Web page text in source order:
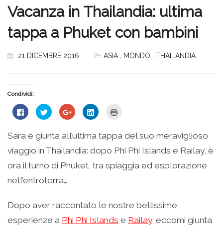
Vacanza in Thailandia: ultima
tappa a Phuket con bambini
21 DICEMBRE 2016 ASIA MONDO THAILANDIA
Condividi:
Fai
clic
su
Facebook
(Si
apre
in
una
nuova
finestra)
Fai
clic
condividere
su
Twitter
(Si
in
una
finestra)
Fai
clic
condividere
su
Google+
(Si
in
una
Fai
clic
condividere
su
LinkedIn
(Si
apre
in
una
stampare
(Si
apre
in
nuova
finestra)
Sara è giunta all’ultima tappa del suo meraviglioso
viaggio in Thailandia: dopo Phi Phi Islands e Railay, è
ora il turno di Phuket, tra spiaggia ed esplorazione
nell’entroterra…
Dopo aver raccontato le nostre bellissime
esperienze a Phi Phi Islands e Railay, eccomi giunta